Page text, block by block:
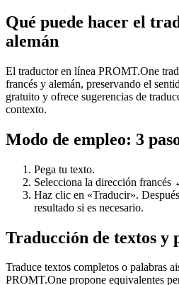
Qué puede hacer el
alemán
El traductor en línea PROMT.One
francés y alemán, preservando el
gratuito y ofrece sugerencias de
contexto.
Modo de empleo: 3
Pega tu texto.
Selecciona la dirección francés
Haz clic en «Traducir».
resultado si es necesario.
Traducción de textos y
Traduce textos completos o palabras
PROMT.One propone equivalentes